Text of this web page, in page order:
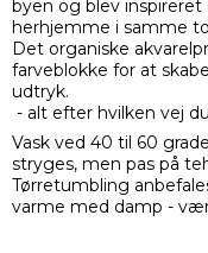
byen og blev inspireret
herhjemme i samme
Det organiske
farveblokke for at
udtryk.
- alt efter hvilken vej
Vask ved 40 til 60
stryges, men pas på
Tørretumbling
varme med damp -